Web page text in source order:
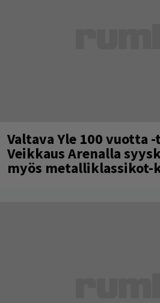
Valtava Yle 100 vuotta
Veikkaus Arenalla
myös metalliklassikot-